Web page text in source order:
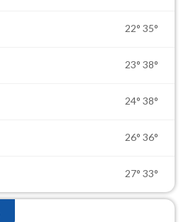
22° 35°
23° 38°
24° 38°
26° 36°
27° 33°